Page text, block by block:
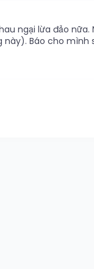
ngại lừa đảo
Báo cho mình